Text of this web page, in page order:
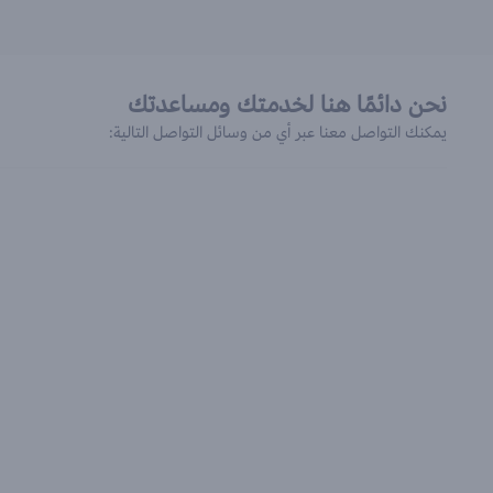
نحن دائمًا هنا لخدمتك ومساعدتك
يمكنك التواصل معنا عبر أي من وسائل التواصل التالية: